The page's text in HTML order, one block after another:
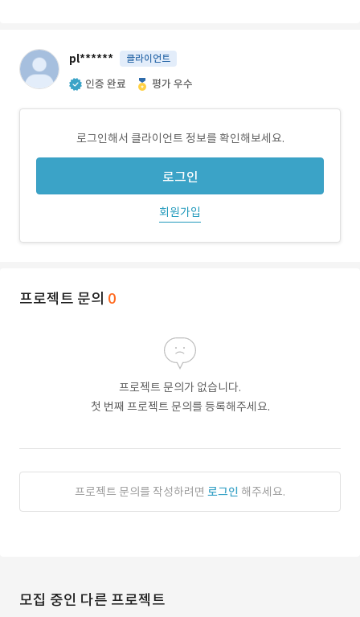
pl****** 클라이언트
인증 완료 평가 우수
로그인해서 클라이언트 정보를 확인해보세요.
로그인
회원가입
프로젝트 문의 0
프로젝트 문의가 없습니다.
첫 번째 프로젝트 문의를 등록해주세요.
프로젝트 문의를 작성하려면 로그인 해주세요.
모집 중인 다른 프로젝트